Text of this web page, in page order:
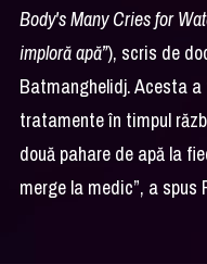
Body's Many Cries for
imploră apă”), scris de
Batmanghelidj. Acesta
tratamente în timpul
două pahare de apă la
merge la medic”, a